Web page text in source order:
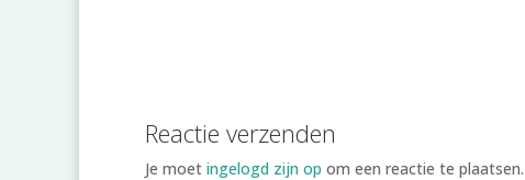
Reactie verzenden
Je moet ingelogd zijn op om een reactie te plaatsen.